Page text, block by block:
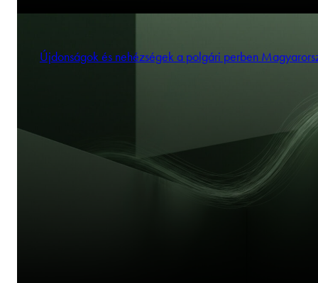
Újdonságok és nehézségek a polgári perben